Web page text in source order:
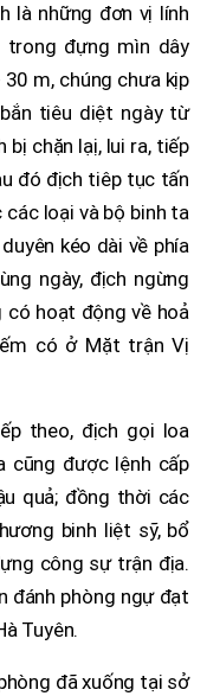
là những đơn vị lính
đựng mìn dây
m, chúng chưa kịp
tiêu diệt ngày từ
chặn lạị, lui ra, tiếp
đó địch tiêp tục tấn
loại và bộ binh ta
kéo dài về phía
ngày, địch ngừng
có hoạt động về hoả
có ở Mặt trận Vị
theo, địch gọi loa
cũng được lệnh cấp
quả; đồng thời các
binh liệt sỹ, bổ
công sự trận địa.
đánh phòng ngự đạt
Tuyên.
đã xuống tại sở